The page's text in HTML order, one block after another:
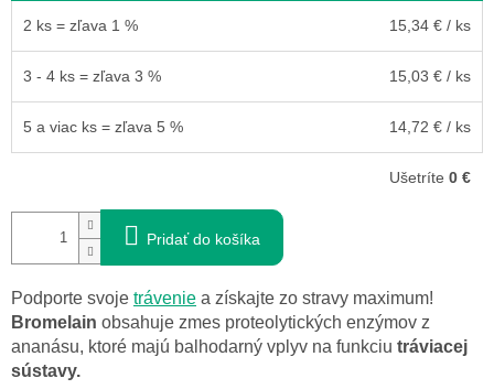
2 ks = zľava 1 % 15,34 € / ks
3 - 4 ks = zľava 3 % 15,03 € / ks
5 a viac ks = zľava 5 % 14,72 € / ks
Ušetríte 0 €
Pridať do košíka
Podporte svoje trávenie a získajte zo stravy maximum!
Bromelain obsahuje zmes proteolytických enzýmov z
ananásu, ktoré majú balhodarný vplyv na funkciu tráviacej
sústavy.